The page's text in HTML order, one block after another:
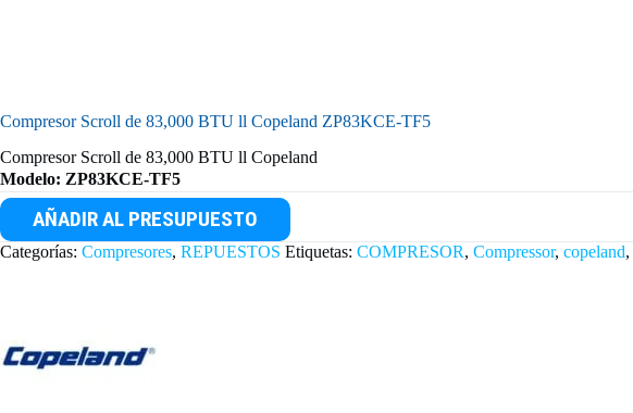
Compresor Scroll de 83,000 BTU ll Copeland ZP83KCE-TF5
Compresor Scroll de 83,000 BTU ll Copeland
Modelo: ZP83KCE-TF5
AÑADIR AL PRESUPUESTO
Categorías: Compresores, REPUESTOS Etiquetas: COMPRESOR, Compressor, copeland,